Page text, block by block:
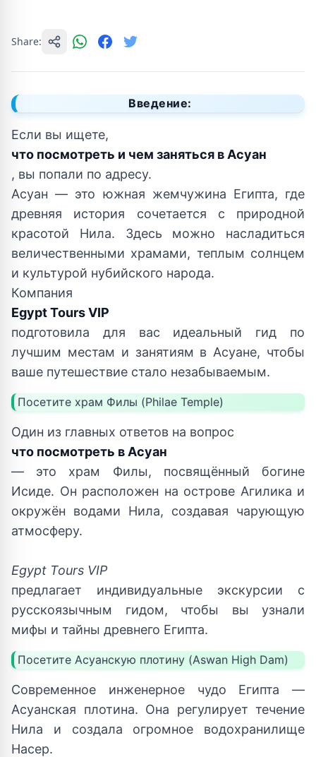
Share:
Введение:
Если вы ищете,
что посмотреть и чем заняться в Асуан
, вы попали по адресу.
Асуан — это южная жемчужина Египта, где
древняя история сочетается с природной
красотой Нила. Здесь можно насладиться
величественными храмами, теплым солнцем
и культурой нубийского народа.
Компания
Egypt Tours VIP
подготовила для вас идеальный гид по
лучшим местам и занятиям в Асуане, чтобы
ваше путешествие стало незабываемым.
Посетите храм Филы (Philae Temple)
Один из главных ответов на вопрос
что посмотреть в Асуан
— это храм Филы, посвящённый богине
Исиде. Он расположен на острове Агилика и
окружён водами Нила, создавая чарующую
атмосферу.
Egypt Tours VIP
предлагает индивидуальные экскурсии с
русскоязычным гидом, чтобы вы узнали
мифы и тайны древнего Египта.
Посетите Асуанскую плотину (Aswan High Dam)
Современное инженерное чудо Египта —
Асуанская плотина. Она регулирует течение
Нила и создала огромное водохранилище
Насер.